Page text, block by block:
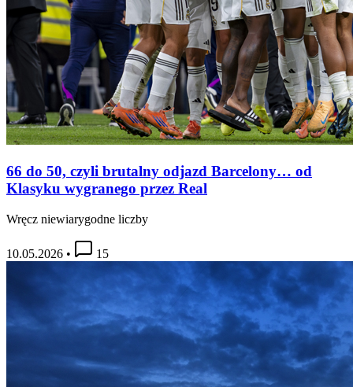
66 do 50, czyli brutalny odjazd Barcelony… od
Klasyku wygranego przez Real
Wręcz niewiarygodne liczby
10.05.2026 • 15